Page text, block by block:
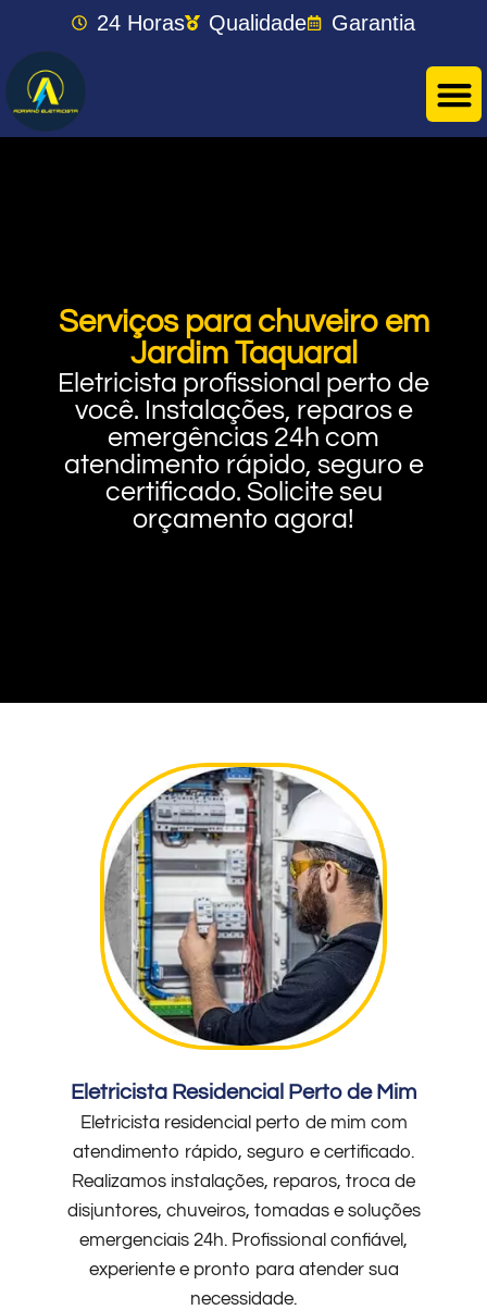
24 Horas Qualidade Garantia
Serviços para chuveiro em
Jardim Taquaral
Eletricista profissional perto de
você. Instalações, reparos e
emergências 24h com
atendimento rápido, seguro e
certificado. Solicite seu
orçamento agora!
Eletricista Residencial Perto de Mim
Eletricista residencial perto de mim com
atendimento rápido, seguro e certificado.
Realizamos instalações, reparos, troca de
disjuntores, chuveiros, tomadas e soluções
emergenciais 24h. Profissional confiável,
experiente e pronto para atender sua
necessidade.